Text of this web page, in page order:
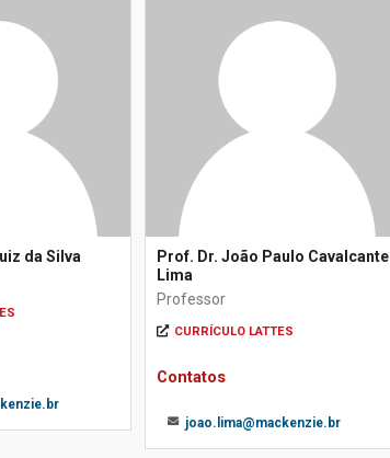
da Silva
Prof. Dr. João Paulo Cavalcante
Lima
Professor
CURRÍCULO LATTES
Contatos
joao.lima@mackenzie.br